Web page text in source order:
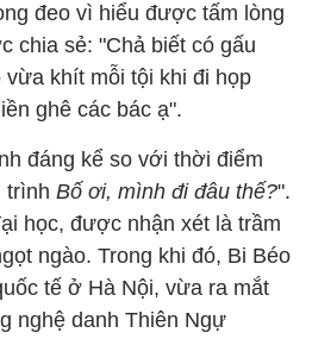
đeo vì hiểu được tấm lòng
chia sẻ: "Chả biết có gấu
vừa khít mỗi tội khi đi họp
ghê các bác ạ".
đáng kể so với thời điểm
trình Bố ơi, mình đi đâu thế?".
học, được nhận xét là trầm
ngào. Trong khi đó, Bi Béo
tế ở Hà Nội, vừa ra mắt
nghệ danh Thiên Ngự